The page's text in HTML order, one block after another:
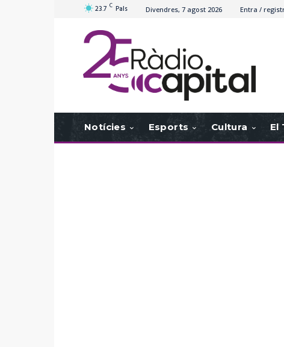
23.7 C Pals Divendres, 7 agost 2026 Entra /
Notícies Esports Cultura El